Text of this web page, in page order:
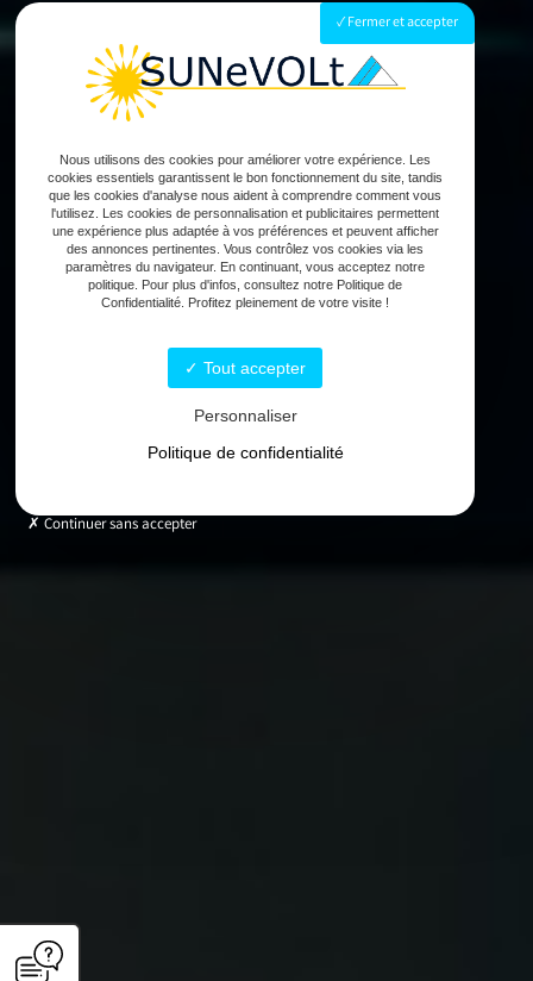
Fermer et accepter
Nous utilisons des cookies pour améliorer votre expérience. Les
cookies essentiels garantissent le bon fonctionnement du site, tandis
que les cookies d'analyse nous aident à comprendre comment vous
l'utilisez. Les cookies de personnalisation et publicitaires permettent
une expérience plus adaptée à vos préférences et peuvent afficher
des annonces pertinentes. Vous contrôlez vos cookies via les
paramètres du navigateur. En continuant, vous acceptez notre
politique. Pour plus d'infos, consultez notre Politique de
Confidentialité. Profitez pleinement de votre visite !
Tout accepter
Personnaliser
Politique de confidentialité
Continuer sans accepter